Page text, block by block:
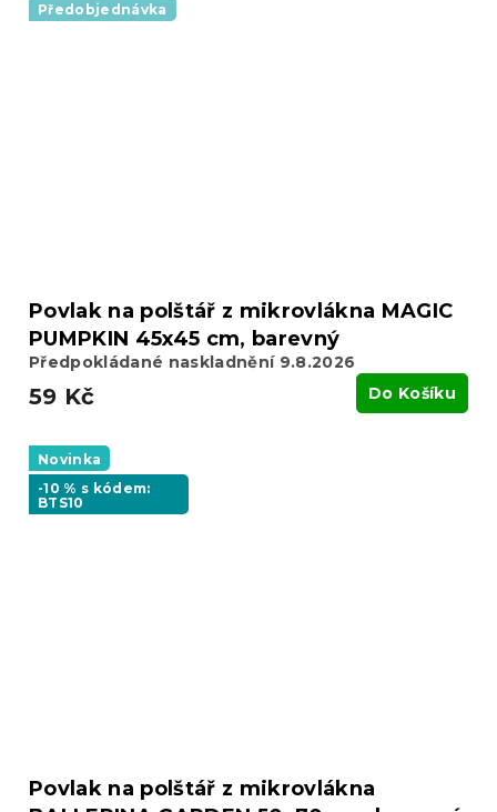
Předobjednávka
Povlak na polštář z mikrovlákna MAGIC
PUMPKIN 45x45 cm, barevný
Předpokládané naskladnění 9.8.2026
59 Kč Do Košíku
Novinka
-10 % s kódem:
BTS10
Povlak na polštář z mikrovlákna